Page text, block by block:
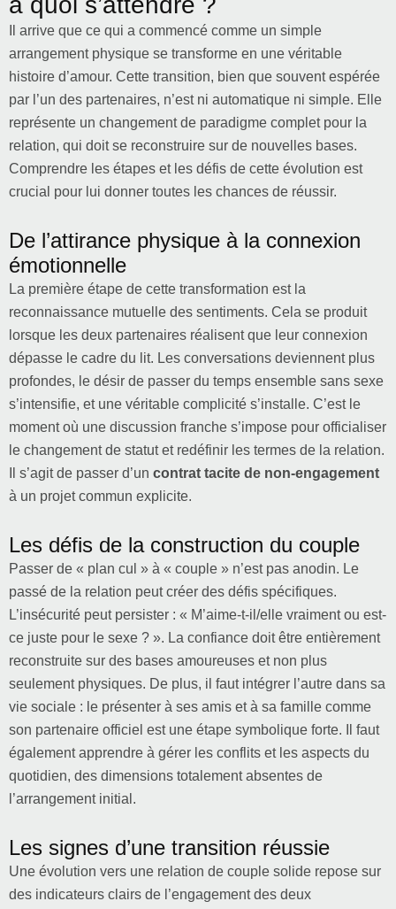
Il arrive que ce qui a commencé comme un simple
arrangement physique se transforme en une véritable
histoire d’amour. Cette transition, bien que souvent espérée
par l’un des partenaires, n’est ni automatique ni simple. Elle
représente un changement de paradigme complet pour la
relation, qui doit se reconstruire sur de nouvelles bases.
Comprendre les étapes et les défis de cette évolution est
crucial pour lui donner toutes les chances de réussir.
De l’attirance physique à la connexion
émotionnelle
La première étape de cette transformation est la
reconnaissance mutuelle des sentiments. Cela se produit
lorsque les deux partenaires réalisent que leur connexion
dépasse le cadre du lit. Les conversations deviennent plus
profondes, le désir de passer du temps ensemble sans sexe
s’intensifie, et une véritable complicité s’installe. C’est le
moment où une discussion franche s’impose pour officialiser
le changement de statut et redéfinir les termes de la relation.
Il s’agit de passer d’un contrat tacite de non-engagement
à un projet commun explicite.
Les défis de la construction du couple
Passer de « plan cul » à « couple » n’est pas anodin. Le
passé de la relation peut créer des défis spécifiques.
L’insécurité peut persister : « M’aime-t-il/elle vraiment ou est-
ce juste pour le sexe ? ». La confiance doit être entièrement
reconstruite sur des bases amoureuses et non plus
seulement physiques. De plus, il faut intégrer l’autre dans sa
vie sociale : le présenter à ses amis et à sa famille comme
son partenaire officiel est une étape symbolique forte. Il faut
également apprendre à gérer les conflits et les aspects du
quotidien, des dimensions totalement absentes de
l’arrangement initial.
Les signes d’une transition réussie
Une évolution vers une relation de couple solide repose sur
des indicateurs clairs de l’engagement des deux